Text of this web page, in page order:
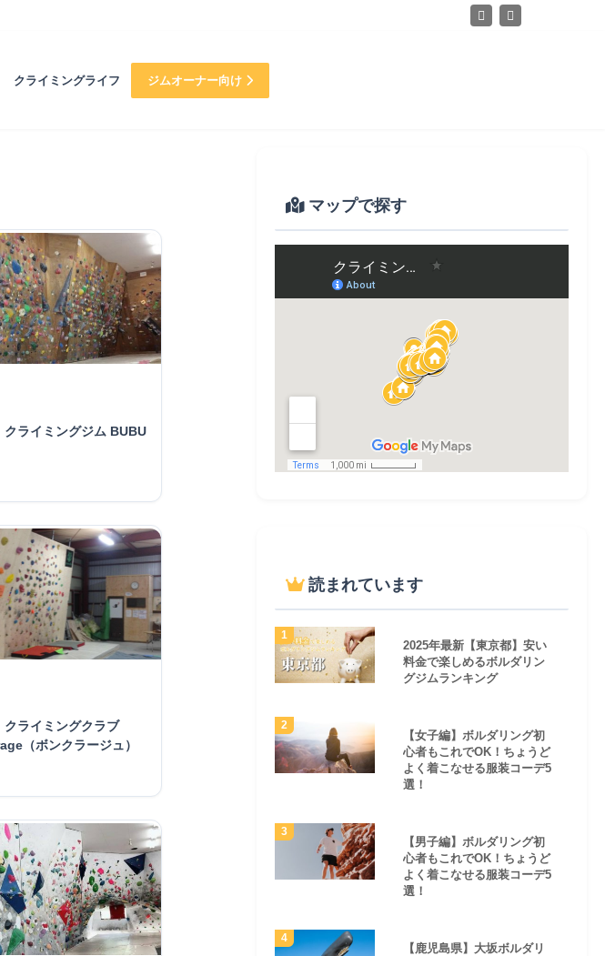
クライミングライフ ジムオーナー向け
クライミングジム BUBU
クライミングクラブ
（ボンクラージュ）
マップで探す
読まれています
2025年最新【東京都】安い
料金で楽しめるボルダリン
グジムランキング
【女子編】ボルダリング初
心者もこれでOK！ちょうど
よく着こなせる服装コーデ5
選！
【男子編】ボルダリング初
心者もこれでOK！ちょうど
よく着こなせる服装コーデ5
選！
【鹿児島県】大坂ボルダリ